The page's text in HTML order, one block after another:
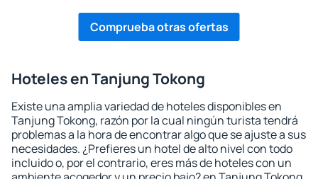
Comprueba otras ofertas
Hoteles en Tanjung Tokong
Existe una amplia variedad de hoteles disponibles en
Tanjung Tokong, razón por la cual ningún turista tendrá
problemas a la hora de encontrar algo que se ajuste a sus
necesidades. ¿Prefieres un hotel de alto nivel con todo
incluido o, por el contrario, eres más de hoteles con un